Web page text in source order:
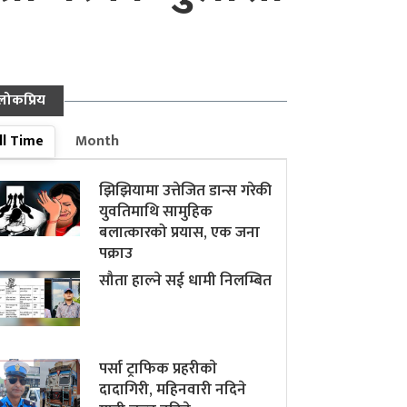
Time
Month
झिझियामा उत्तेजित डान्स गरेकी
युवतिमाथि सामुहिक
बलात्कारको प्रयास, एक जना
पक्राउ
सौता हाल्ने सई धामी निलम्बित
पर्सा ट्राफिक प्रहरीकाे
दादागिरी, महिनवारी नदिने